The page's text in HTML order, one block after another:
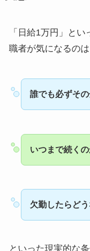
「日給1万円」と
職者が気になるのは
誰でも必ずそ
いつまで続くの
欠勤したらど
といった現実的な